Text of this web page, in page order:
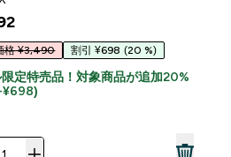
格 ¥3,490 割引 ¥698 (20 %)
定特売品！対象商品が追加20%
¥698)